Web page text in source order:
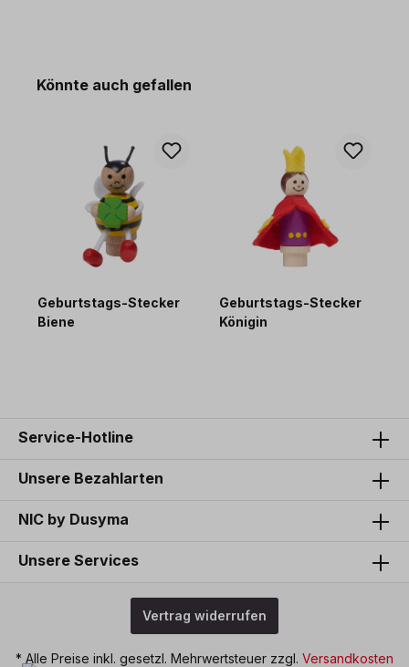
Produktgalerie überspringen
Könnte auch gefallen
Geburtstags-Stecker
Biene
Geburtstags-Stecker
Königin
Service-Hotline
Unsere Bezahlarten
NIC by Dusyma
Unsere Services
Vertrag widerrufen
* Alle Preise inkl. gesetzl. Mehrwertsteuer zzgl. Versandkosten